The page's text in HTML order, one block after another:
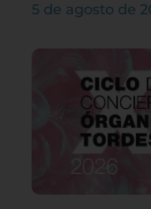
5 de agosto de